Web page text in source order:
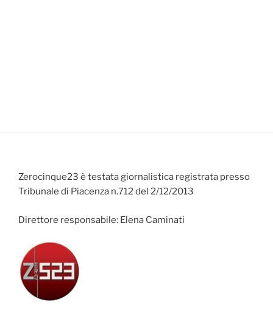
Zerocinque23 è testata giornalistica registrata presso
Tribunale di Piacenza n.712 del 2/12/2013
Direttore responsabile: Elena Caminati